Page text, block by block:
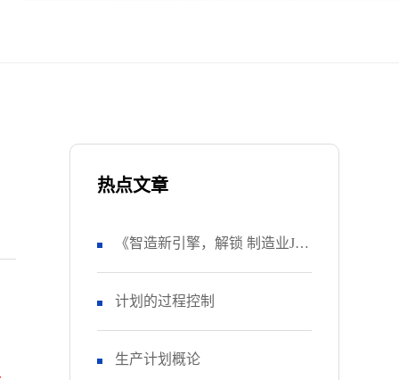
热点文章
《智造新引擎，解锁 制造业JIT
供应链》白皮书
计划的过程控制
生产计划概论